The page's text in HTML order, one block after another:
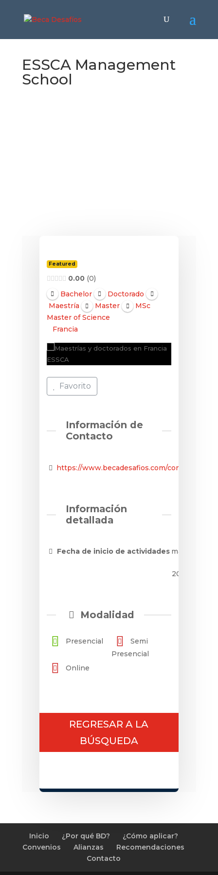
ESSCA Management
School
Featured
0.00 0
Bachelor
Doctorado
Maestría
Master
MSc
Master of Science
Francia
Favorito
Información de
Contacto
https://www.becadesafios.com/consulta...
Información
detallada
Fecha de inicio de actividades mayo
2020
Modalidad
Presencial
Semi
Presencial
Online
REGRESAR A LA
BÚSQUEDA
Inicio ¿Por qué BD?
¿Cómo aplicar?
Convenios
Alianzas
Recomendaciones
Contacto